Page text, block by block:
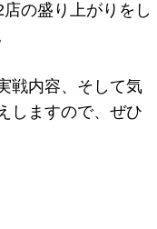
の盛り上がりをし
戦内容、そして気
しますので、ぜひ